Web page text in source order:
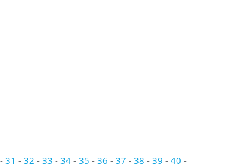
- 31 - 32 - 33 - 34 - 35 - 36 - 37 - 38 - 39 - 40 -